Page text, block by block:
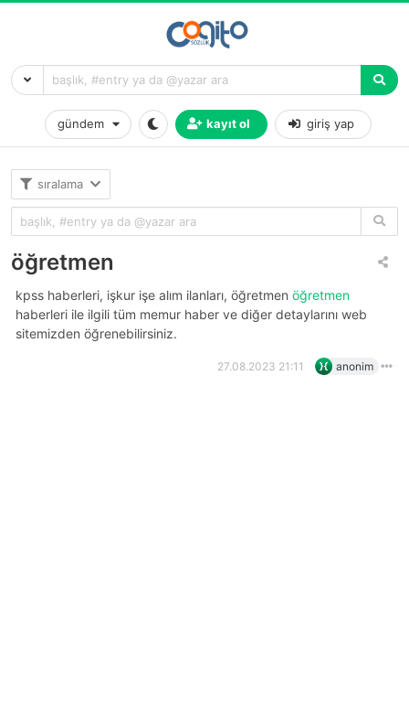
gündem kayıt ol giriş yap
sıralama
öğretmen
kpss haberleri, işkur işe alım ilanları, öğretmen öğretmen
haberleri ile ilgili tüm memur haber ve diğer detaylarını web
sitemizden öğrenebilirsiniz.
27.08.2023 21:11 anonim